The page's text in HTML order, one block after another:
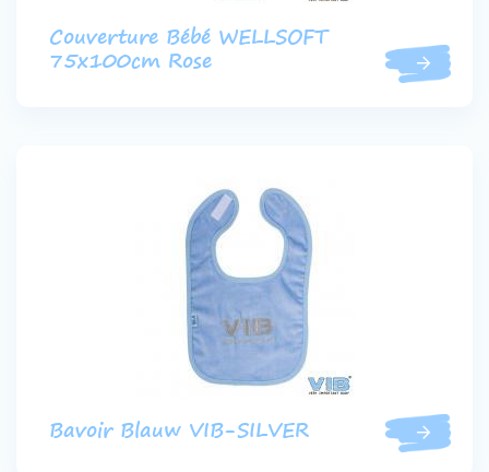
Couverture Bébé WELLSOFT
75x100cm Rose
Bavoir Blauw VIB-SILVER